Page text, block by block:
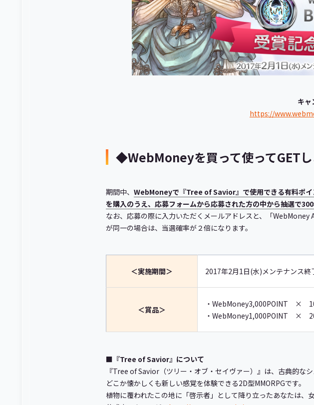
キャ
https://
◆WebMoneyを買って使ってGET
期間中、 WebMoneyで『Tree of Savior』で使用できる有料ポイ
を購入のうえ、応募フォームから応募された方の中から抽選で
なお、応募の際に入力いただくメールアドレスと、「
が同一の場合は、当選確率が２倍になります。
＜実施期間＞ 2017年2月1日(水)メンテナンス
＜賞品＞
・WebMoney3,000POINT ×
・WebMoney1,000POINT ×
■『Tree of Savior』について
『Tree of Savior（ツリー・オブ・セイヴァー）』は、古典的な
どこか懐かしくも新しい感覚を体験できる2D型MMORPGです。
植物に覆われたこの地に「啓示者」として降り立ったあなたは